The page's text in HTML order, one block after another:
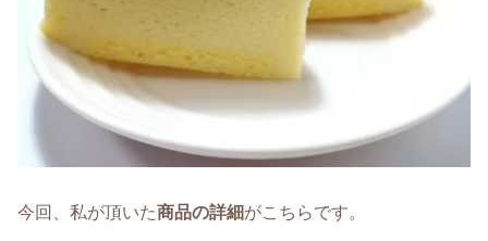
今回、私が頂いた商品の詳細がこちらです。